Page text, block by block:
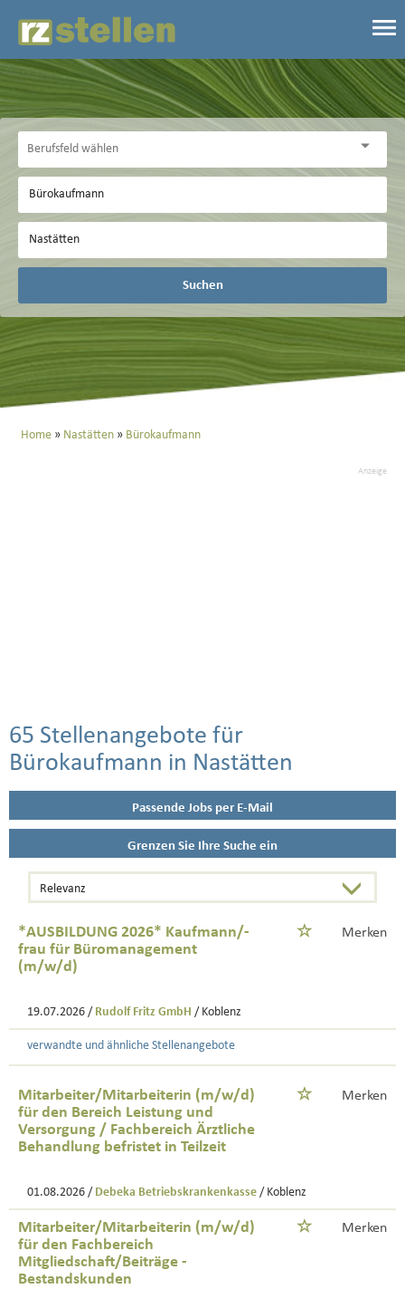
Suchen
Home Nastätten Bürokaufmann
Anzeige
65 Stellenangebote für
Bürokaufmann in Nastätten
Passende Jobs per E-Mail
Grenzen Sie Ihre Suche ein
*AUSBILDUNG 2026* Kaufmann/-
frau für Büromanagement
(m/w/d)
Merken
19.07.2026 / Rudolf Fritz GmbH / Koblenz
verwandte und ähnliche Stellenangebote
Mitarbeiter/Mitarbeiterin (m/w/d)
für den Bereich Leistung und
Versorgung / Fachbereich Ärztliche
Behandlung befristet in Teilzeit
Merken
01.08.2026 / Debeka Betriebskrankenkasse / Koblenz
Mitarbeiter/Mitarbeiterin (m/w/d)
für den Fachbereich
Mitgliedschaft/Beiträge -
Bestandskunden
Merken